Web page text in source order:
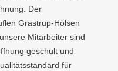
Der
Grastrup-Hölsen
Mitarbeiter sind
geschult und
für